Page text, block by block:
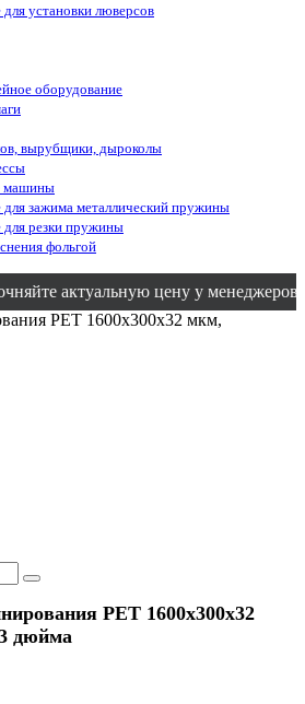
установки люверсов
оборудование
вырубщики, дыроколы
машины
зажима металлический пружины
резки пружины
фольгой
цену у менеджеров!
PET 1600х300х32 мкм,
PET 1600х300х32
дюйма